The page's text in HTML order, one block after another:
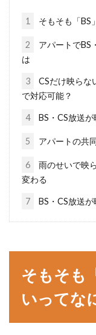
1 そもそも「BS
2
アパートでBS
は
3
CSだけ映らな
で対応可能？
4 BS・CS放送
5 アパートの共
6
雨のせいで映
変わる
7 BS・CS放送
そもそも
いってな